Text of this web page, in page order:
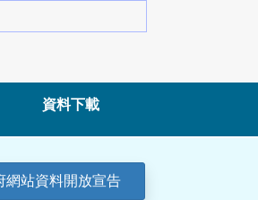
資料下載
網站資料開放宣告